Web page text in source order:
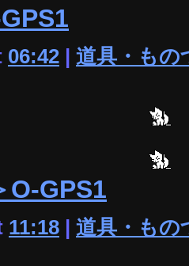
06:42 | 道具・もの
O-GPS1
11:18 | 道具・もの